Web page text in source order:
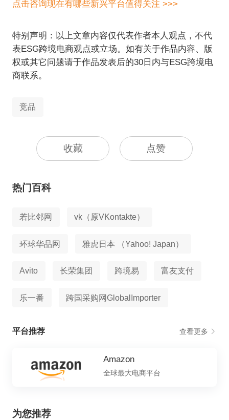
点击咨询现在有哪些新兴平台值得关注 >>>
特别声明：以上文章内容仅代表作者本人观点，不代
表ESG跨境电商观点或立场。如有关于作品内容、版
权或其它问题请于作品发表后的30日内与ESG跨境电
商联系。
竞品
收藏 点赞
热门百科
若比邻网 vk（原VKontakte）
环球华品网 雅虎日本 （Yahoo! Japan）
Avito 长荣集团 跨境易 富友支付
乐一番 跨国采购网GlobalImporter
平台推荐 查看更多
Amazon
全球最大电商平台
为您推荐